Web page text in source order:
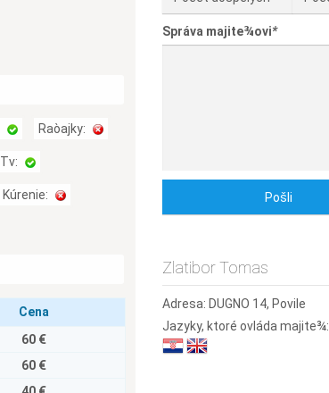
Raòajky:
Tv:
Kúrenie:
Cena
60 €
60 €
Správa majite¾ovi*
Zlatibor Tomas
Adresa: DUGNO 14, Povile
Jazyky, ktoré ovláda majite¾: